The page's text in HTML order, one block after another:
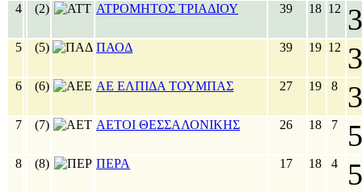
4 (2) ΑΤΡΟΜΗΤΟΣ ΤΡΙΑΔΙΟΥ 39 18 12
5 (5) ΠΑΟΔ 39 19 12
6 (6) ΑΕ ΕΛΠΙΔΑ ΤΟΥΜΠΑΣ 27 19 8
7 (7) ΑΕΤΟΙ ΘΕΣΣΑΛΟΝΙΚΗΣ 26 18 7
8 (8) ΠΕΡΑ 17 18 4